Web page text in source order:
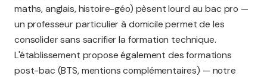
maths, anglais, histoire-géo) pèsent lourd au bac pro —
un professeur particulier à domicile permet de les
consolider sans sacrifier la formation technique.
L'établissement propose également des formations
post-bac (BTS, mentions complémentaires) — notre